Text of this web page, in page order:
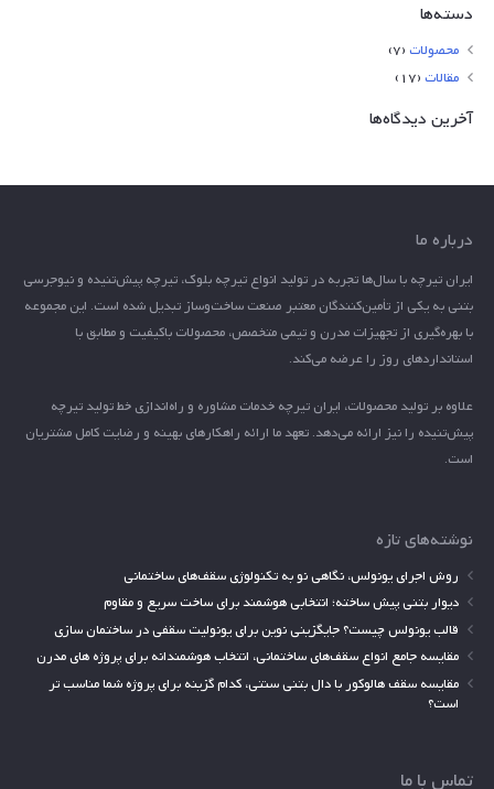
دسته‌ها
محصولات (7)
مقالات (17)
آخرین دیدگاه‌ها
درباره ما
ایران تیرچه با سال‌ها تجربه در تولید انواع تیرچه بلوک، تیرچه پیش‌تنیده و نیوجرسی
بتنی به یکی از تأمین‌کنندگان معتبر صنعت ساخت‌وساز تبدیل شده است. این مجموعه
با بهره‌گیری از تجهیزات مدرن و تیمی متخصص، محصولات باکیفیت و مطابق با
استانداردهای روز را عرضه می‌کند.
علاوه بر تولید محصولات، ایران تیرچه خدمات مشاوره و راه‌اندازی خط تولید تیرچه
پیش‌تنیده را نیز ارائه می‌دهد. تعهد ما ارائه راهکارهای بهینه و رضایت کامل مشتریان
است.
نوشته‌های تازه
روش اجرای یونولس، نگاهی نو به تکنولوژی سقف‌های ساختمانی
دیوار بتنی پیش ساخته؛ انتخابی هوشمند برای ساخت سریع و مقاوم
قالب یونولس چیست؟ جایگزینی نوین برای یونولیت سقفی در ساختمان سازی
مقایسه جامع انواع سقف‌های ساختمانی، انتخاب هوشمندانه برای پروژه های مدرن
مقایسه سقف هالوکور با دال بتنی سنتی، کدام گزینه برای پروژه شما مناسب تر
است؟
تماس با ما